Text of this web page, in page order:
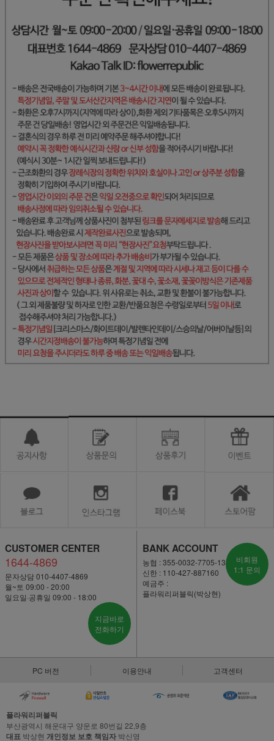
CUSTOMER CENTER
1644-4869
문자상담 010-4407-4869
월~토 09:00 - 20:00
일요일·공휴일 09:00 - 18:00
지금바로
전화하기
BANK ACCOUNT
농협 : 355-0032-7705-13
신한 : 110-427-887160
예금주 :
플라워리퍼블릭(박상현)
비회원
1:1 문의
PC 버전 이용안내 고객센터
플라워리퍼블릭
부산광역시 해운대구 양운로 80번길 22,9층
대표 박상현 개인정보 보호 책임자 박신영